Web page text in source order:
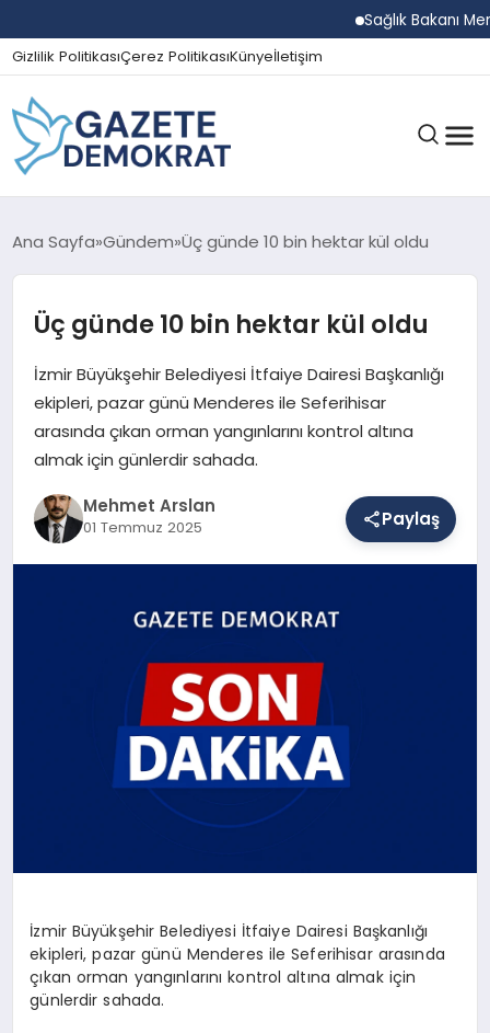
Sağlık Bakanı
Gizlilik PolitikasıÇerez PolitikasıKünyeİletişim
GÜNDEM
EKONOMI
SPOR
SAĞLIK
Ana Sayfa Gündem Üç günde 10 bin hektar kül oldu
Üç günde 10 bin hektar kül oldu
İzmir Büyükşehir Belediyesi İtfaiye Dairesi Başkanlığı
ekipleri, pazar günü Menderes ile Seferihisar
arasında çıkan orman yangınlarını kontrol altına
almak için günlerdir sahada.
Mehmet Arslan
01 Temmuz 2025 Paylaş
İzmir Büyükşehir Belediyesi İtfaiye Dairesi Başkanlığı
ekipleri, pazar günü Menderes ile Seferihisar arasında
çıkan orman yangınlarını kontrol altına almak için
günlerdir sahada.